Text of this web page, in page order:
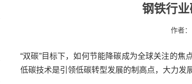
钢铁行
作者
“双碳”目标下，如何节能降碳成为全球关注的
低碳技术是引领低碳转型发展的制高点，大力发